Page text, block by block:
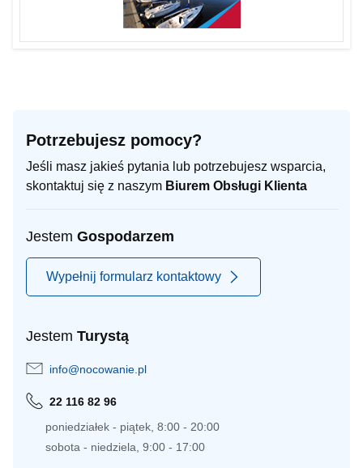
Potrzebujesz pomocy?
Jeśli masz jakieś pytania lub potrzebujesz wsparcia,
skontaktuj się z naszym Biurem Obsługi Klienta
Jestem Gospodarzem
Wypełnij formularz kontaktowy
Jestem Turystą
info@nocowanie.pl
22 116 82 96
poniedziałek - piątek, 8:00 - 20:00
sobota - niedziela, 9:00 - 17:00